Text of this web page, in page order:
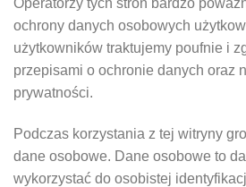
ochrony danych osobowych
użytkowników traktujemy poufnie i
przepisami o ochronie danych oraz
prywatności.
Podczas korzystania z tej witryny
dane osobowe. Dane osobowe to
wykorzystać do osobistej